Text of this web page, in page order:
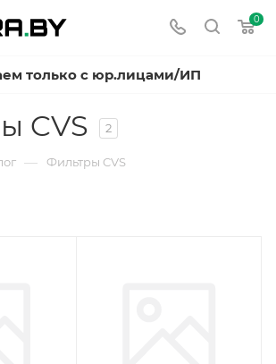
0
только с юр.лицами/ИП
CVS 2
— Фильтры CVS